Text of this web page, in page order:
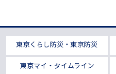
東京くらし防災・東京防災
東京マイ・タイムライン